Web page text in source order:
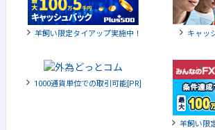
羊飼い限定タイアップ実施中！ キャッ
1000通貨単位での取引可能[PR]
羊飼い限